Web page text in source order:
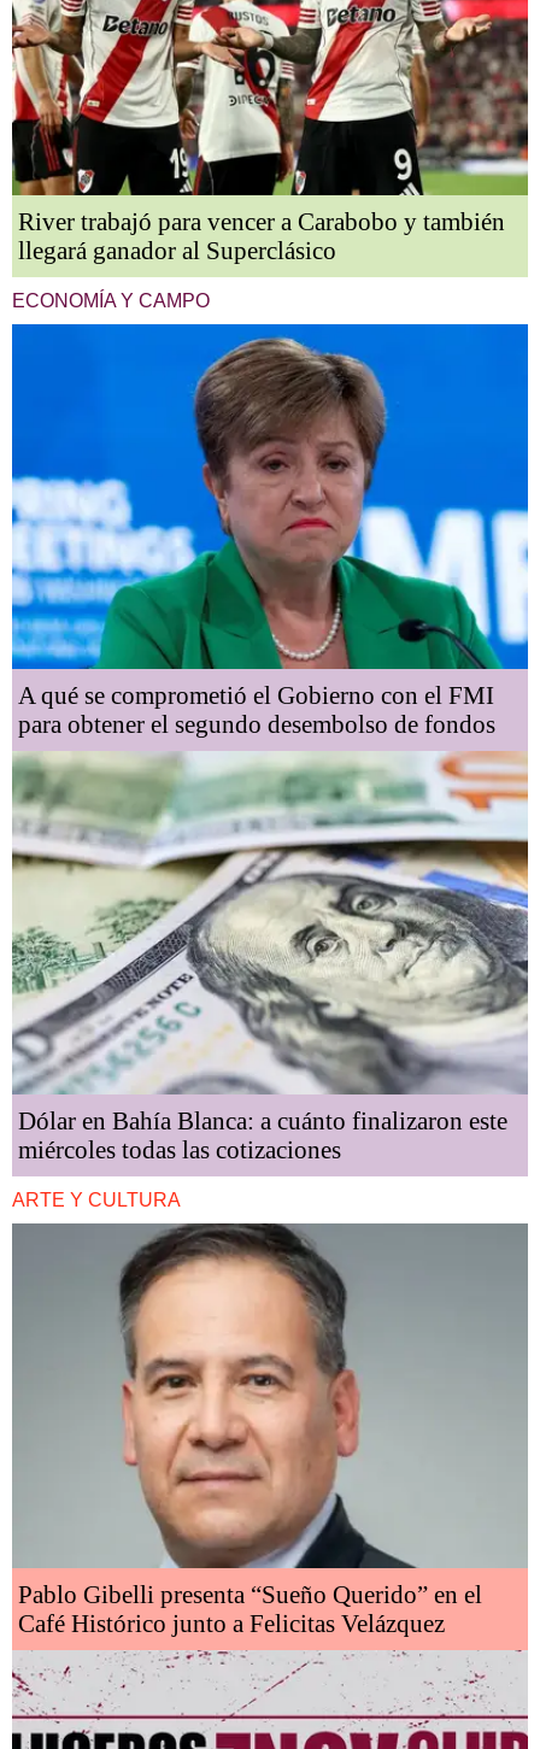
River trabajó para vencer a Carabobo y también
llegará ganador al Superclásico
ECONOMÍA Y CAMPO
A qué se comprometió el Gobierno con el FMI
para obtener el segundo desembolso de fondos
Dólar en Bahía Blanca: a cuánto finalizaron este
miércoles todas las cotizaciones
ARTE Y CULTURA
Pablo Gibelli presenta “Sueño Querido” en el
Café Histórico junto a Felicitas Velázquez